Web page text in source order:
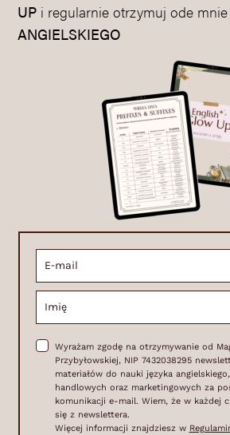
UP i regularnie otrzymuj ode
ANGIELSKIEGO
Wyrażam zgodę na otrzymywanie od
Przybyłowskiej, NIP 7432038295
materiałów do nauki języka
handlowych oraz marketingowych za
komunikacji e-mail. Wiem, że w każdej
się z newslettera.
Więcej informacji znajdziesz w